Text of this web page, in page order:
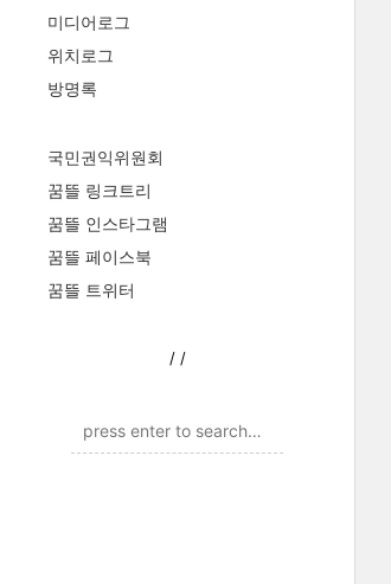
미디어로그
위치로그
방명록
국민권익위원회
꿈뜰 링크트리
꿈뜰 인스타그램
꿈뜰 페이스북
꿈뜰 트위터
/ /